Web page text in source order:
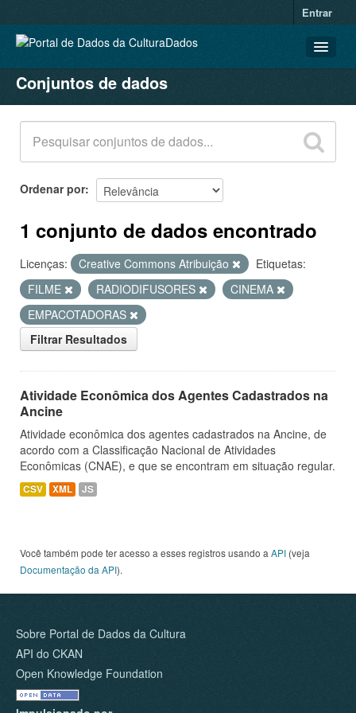
Entrar
CONJUNTOS DE DADOS
ORGANIZAÇÕES
GRUPOS
SOBRE
Conjuntos de dados
Ordenar por
1 conjunto de dados encontrado
Licenças: Creative Commons Atribuição
Etiquetas:
FILME
RADIODIFUSORES
CINEMA
EMPACOTADORAS
Filtrar Resultados
Atividade Econômica dos Agentes Cadastrados na
Ancine
Atividade econômica dos agentes cadastrados na Ancine, de
acordo com a Classificação Nacional de Atividades
Econômicas (CNAE), e que se encontram em situação regular.
CSV XML JS
Você também pode ter acesso a esses registros usando a API (veja
Documentação da API).
Sobre Portal de Dados da Cultura
API do CKAN
Open Knowledge Foundation